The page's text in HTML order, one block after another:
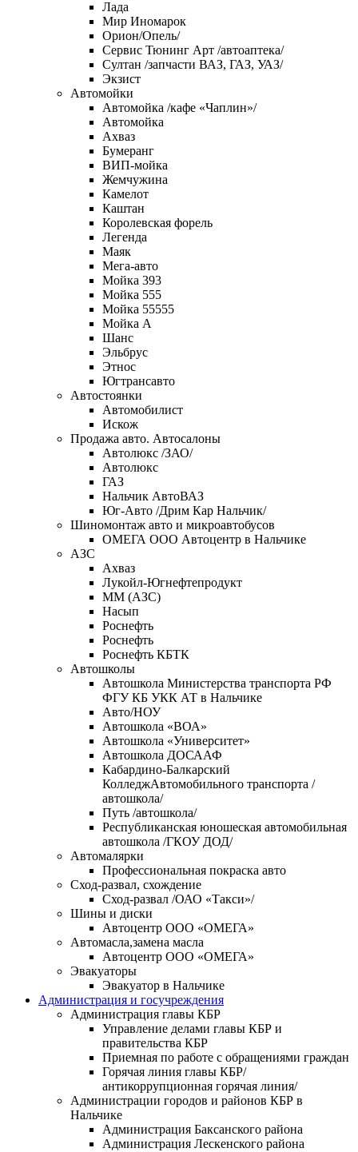
Лада
Мир Иномарок
Орион/Опель/
Сервис Тюнинг Арт /автоаптека/
Султан /запчасти ВАЗ, ГАЗ, УАЗ/
Экзист
Автомойки
Автомойка /кафе «Чаплин»/
Автомойка
Ахваз
Бумеранг
ВИП-мойка
Жемчужина
Камелот
Каштан
Королевская форель
Легенда
Маяк
Мега-авто
Мойка 393
Мойка 555
Мойка 55555
Мойка А
Шанс
Эльбрус
Этнос
Югтрансавто
Автостоянки
Автомобилист
Искож
Продажа авто. Автосалоны
Автолюкс /ЗАО/
Автолюкс
ГАЗ
Нальчик АвтоВАЗ
Юг-Авто /Дрим Кар Нальчик/
Шиномонтаж авто и микроавтобусов
ОМЕГА OOO Автоцентр в Нальчике
АЗС
Ахваз
Лукойл-Югнефтепродукт
ММ (АЗС)
Насып
Роснефть
Роснефть
Роснефть КБТК
Автошколы
Автошкола Министерства транспорта РФ
ФГУ КБ УКК АТ в Нальчике
Авто/НОУ
Автошкола «ВОА»
Автошкола «Университет»
Автошкола ДОСААФ
Кабардино-Балкарский
КолледжАвтомобильного транспорта /
автошкола/
Путь /автошкола/
Республиканская юношеская автомобильная
автошкола /ГКОУ ДОД/
Автомалярки
Профессиональная покраска авто
Сход-развал, схождение
Сход-развал /ОАО «Такси»/
Шины и диски
Автоцентр ООО «ОМЕГА»
Автомасла,замена масла
Автоцентр ООО «ОМЕГА»
Эвакуаторы
Эвакуатор в Нальчике
Администрация и госучреждения
Администрация главы КБР
Управление делами главы КБР и
правительства КБР
Приемная по работе с обращениями граждан
Горячая линия главы КБР/
антикоррупционная горячая линия/
Администрации городов и районов КБР в
Нальчике
Администрация Баксанского района
Администрация Лескенского района